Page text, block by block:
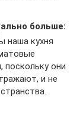
больше:
наша кухня
они
и не